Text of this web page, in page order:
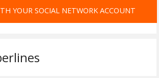
YOUR SOCIAL NETWORK ACCOUNT